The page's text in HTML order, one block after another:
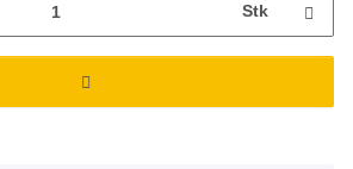
Stk